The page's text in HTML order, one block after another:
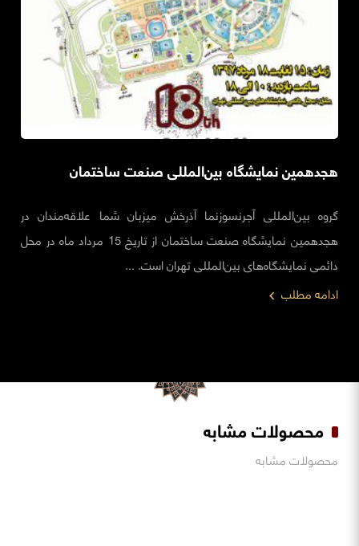
هجدهمین نمایشگاه بین‌المللی صنعت ساختمان
گروه بین‌المللی آجرنسوزنما آذرخش میزبان شما علاقه‌مندان در
هجدهمین نمایشگاه صنعت ساختمان از تاریخ 15 مرداد ماه در محل
دائمی نمایشگاه‌های بین‌المللی تهران است. ...
ادامه مطلب
محصولات مشابه
محصولات مشابه